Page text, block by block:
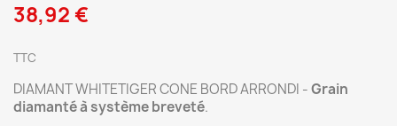
38,92 €
TTC
DIAMANT WHITETIGER CONE BORD ARRONDI -Grain
diamanté à système breveté.